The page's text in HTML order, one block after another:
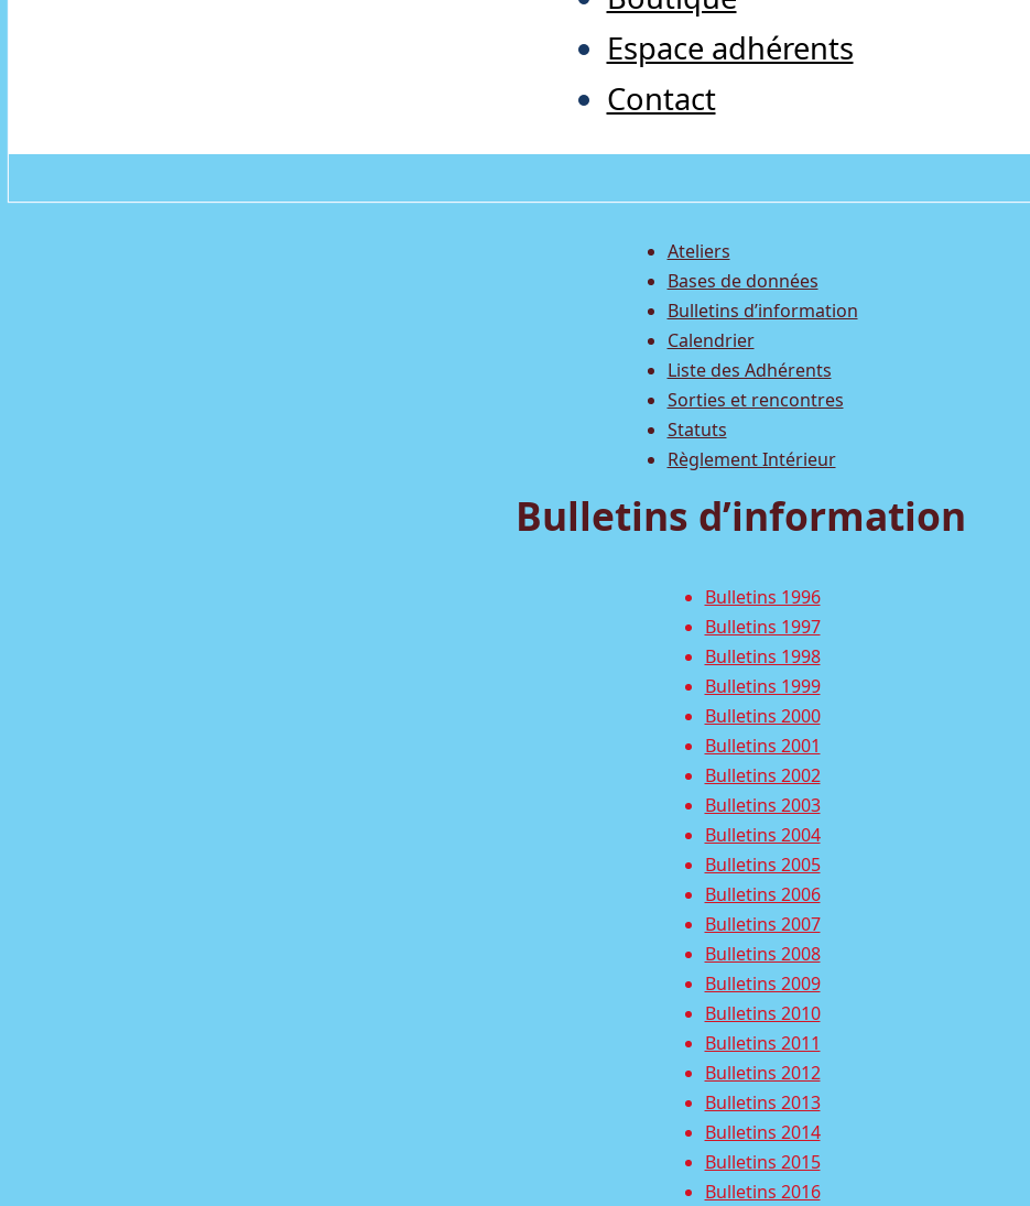
Espace adhérents
Contact
Ateliers
Bases de données
Bulletins d’information
Calendrier
Liste des Adhérents
Sorties et rencontres
Statuts
Règlement Intérieur
Bulletins d’information
Bulletins 1996
Bulletins 1997
Bulletins 1998
Bulletins 1999
Bulletins 2000
Bulletins 2001
Bulletins 2002
Bulletins 2003
Bulletins 2004
Bulletins 2005
Bulletins 2006
Bulletins 2007
Bulletins 2008
Bulletins 2009
Bulletins 2010
Bulletins 2011
Bulletins 2012
Bulletins 2013
Bulletins 2014
Bulletins 2015
Bulletins 2016